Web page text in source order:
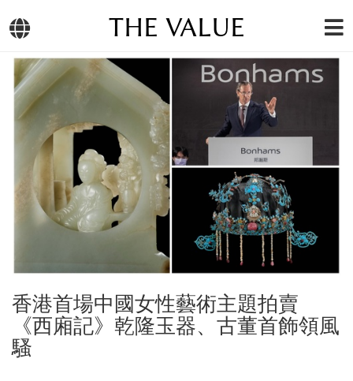
THE VALUE
香港首場中國女性藝術主題拍賣
《西廂記》乾隆玉器、古董首飾領風
騷